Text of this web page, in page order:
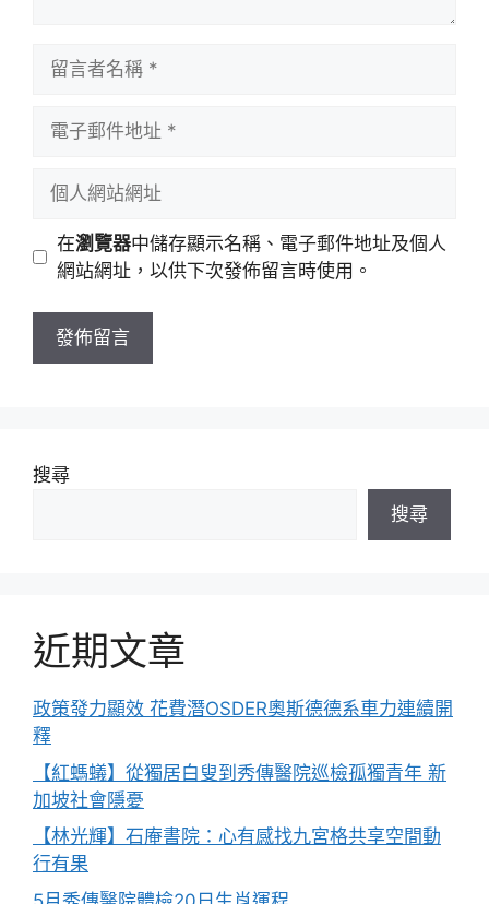
址
站
址
在瀏覽器中儲存顯示名稱、電子郵件地址及個人
網站網址，以供下次發佈留言時使用。
搜尋
搜尋
近期文章
政策發力顯效 花費潛OSDER奧斯德德系車力連續開
釋
【紅螞蟻】從獨居白叟到秀傳醫院巡檢孤獨青年 新
加坡社會隱憂
【林光輝】石庵書院：心有感找九宮格共享空間動
行有果